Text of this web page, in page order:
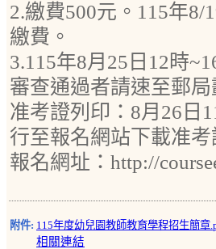
2.繳費500元。115年
繳費。
3.115年8月25日12時
審查通過者請速至郵局
准考證列印：8月26日
行至報名網站下載准
報名網址：http://
附件: 115年度幼兒園教師教育學程招生簡章
相關連結